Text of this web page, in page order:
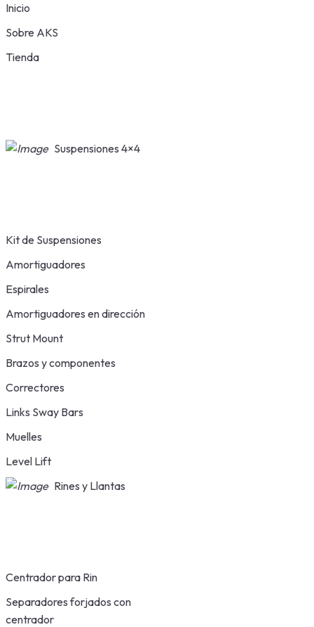
Inicio
Sobre AKS
Tienda
Suspensiones 4×4
Kit de Suspensiones
Amortiguadores
Espirales
Amortiguadores en dirección
Strut Mount
Brazos y componentes
Correctores
Links Sway Bars
Muelles
Level Lift
Rines y Llantas
Centrador para Rin
Separadores forjados con
centrador